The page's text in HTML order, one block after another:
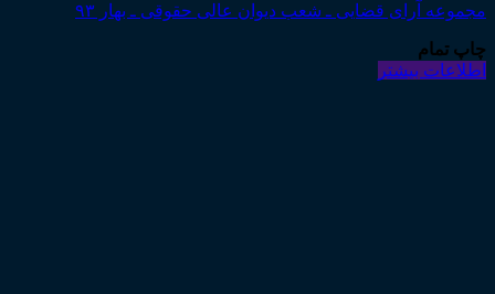
مجموعه آرای قضایی ـ شعب دیوان عالی حقوقی ـ بهار ۹۳
چاپ تمام
اطلاعات بیشتر